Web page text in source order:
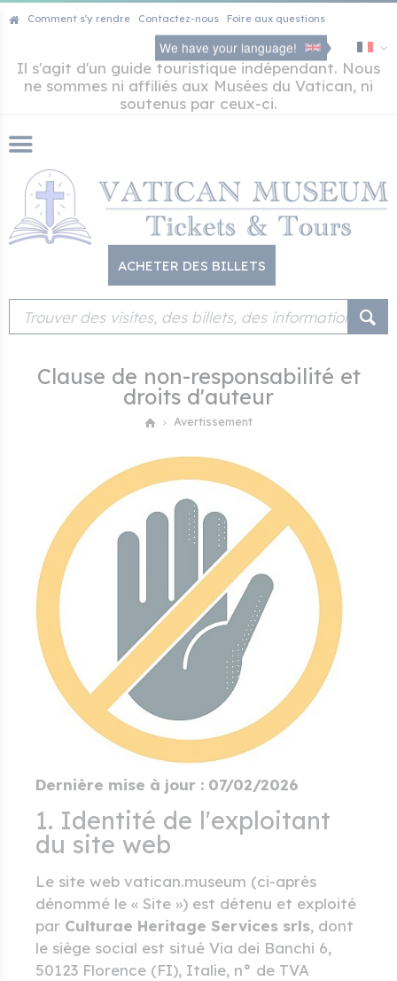
Comment s'y rendre Contactez-nous Foire aux questions
We have your language!
Il s'agit d'un guide touristique indépendant. Nous
ne sommes ni affiliés aux Musées du Vatican, ni
soutenus par ceux-ci.
ACHETER DES BILLETS
Clause de non-responsabilité et
droits d'auteur
Avertissement
Dernière mise à jour : 07/02/2026
1. Identité de l'exploitant
du site web
Le site web vatican.museum (ci-après
dénommé le « Site ») est détenu et exploité
par Culturae Heritage Services srls, dont
le siège social est situé Via dei Banchi 6,
50123 Florence (FI), Italie, n° de TVA